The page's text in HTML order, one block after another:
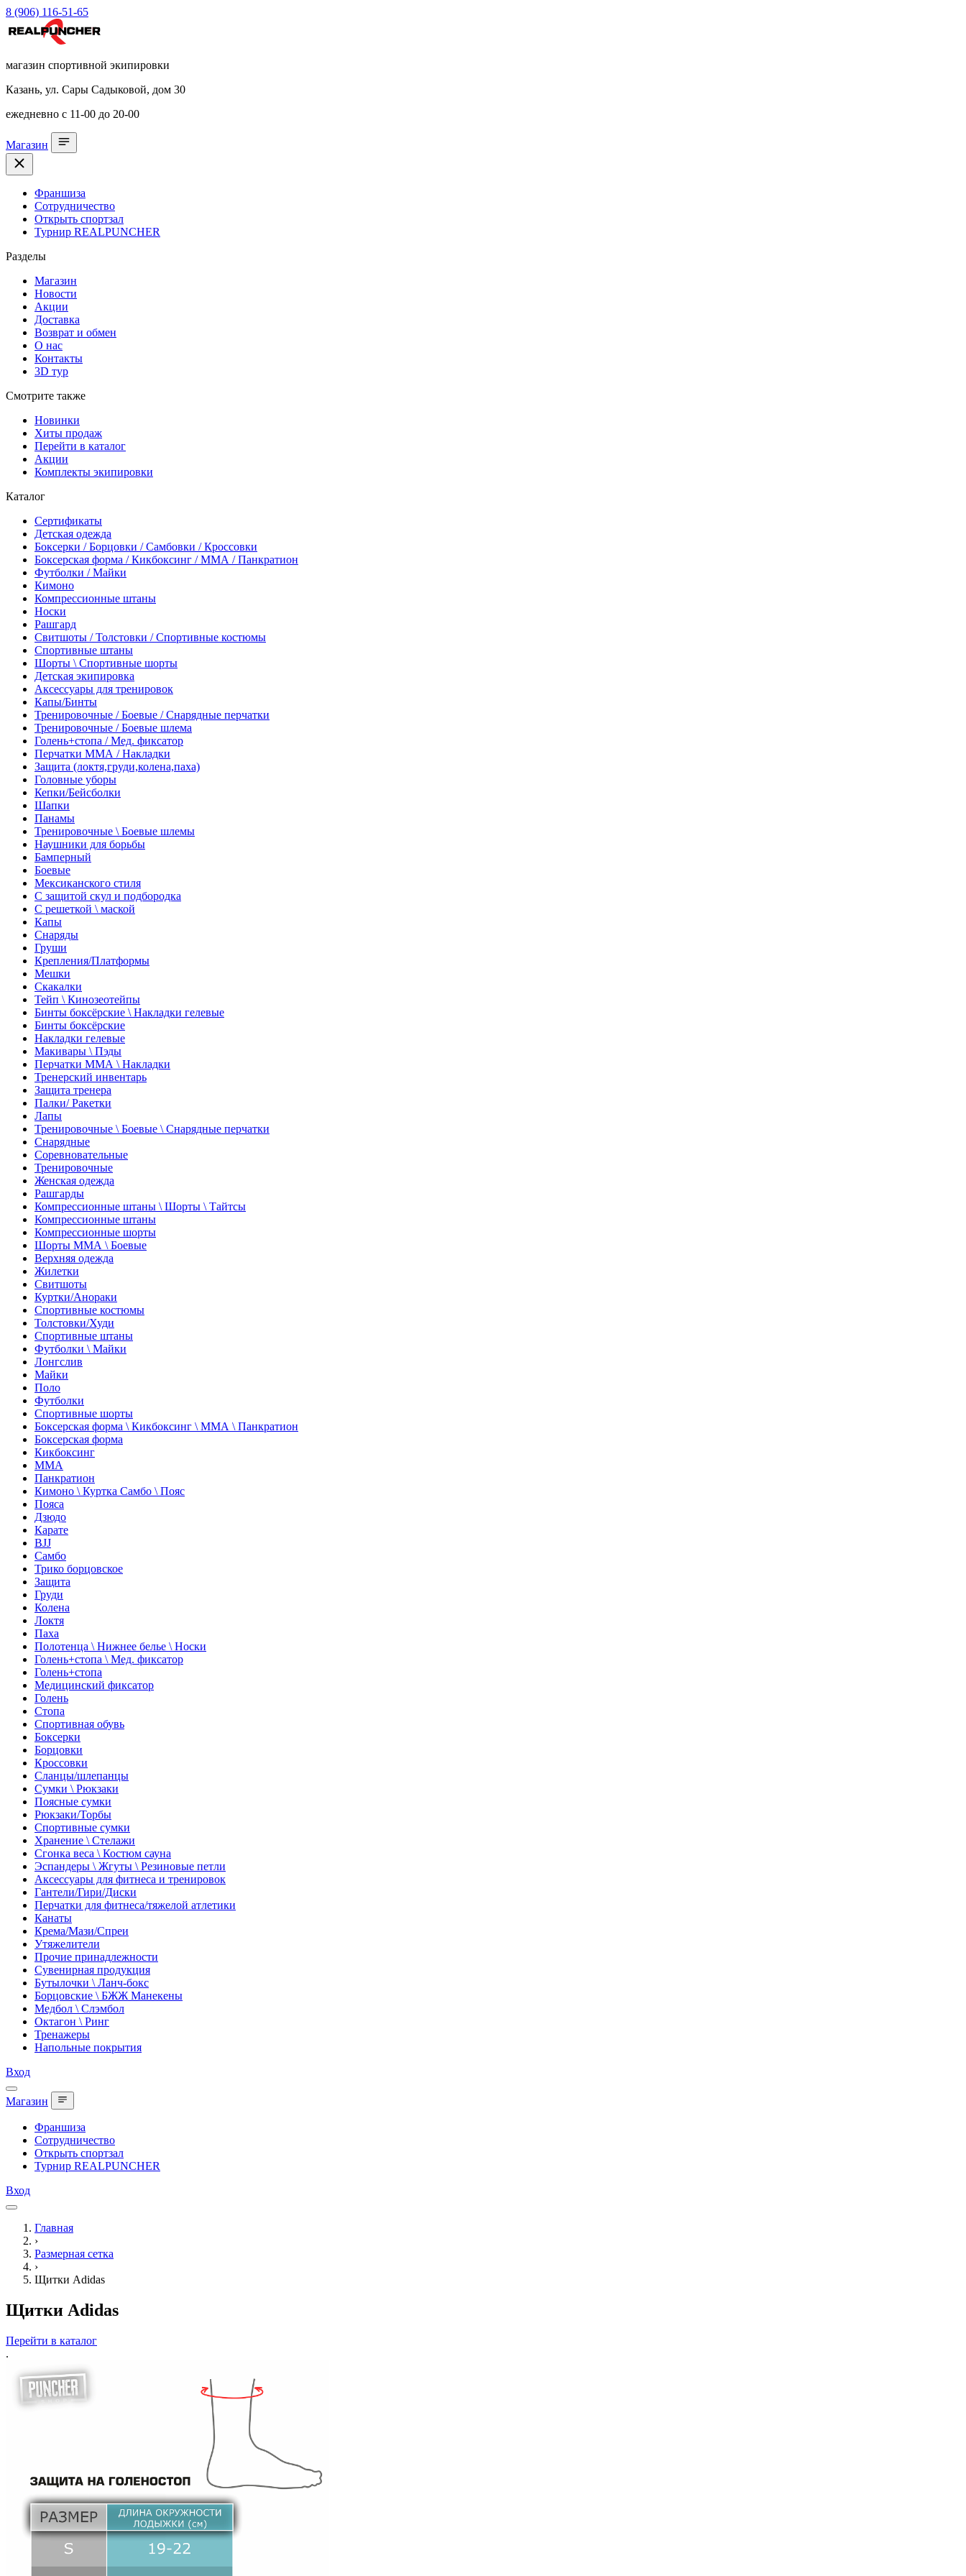
8 (906) 116-51-65
магазин спортивной экипировки
Казань, ул. Сары Садыковой, дом 30
ежедневно с 11-00 до 20-00
Магазин
Франшиза
Сотрудничество
Открыть спортзал
Турнир REALPUNCHER
Разделы
Магазин
Новости
Акции
Доставка
Возврат и обмен
О нас
Контакты
3D тур
Смотрите также
Новинки
Хиты продаж
Перейти в каталог
Акции
Комплекты экипировки
Каталог
Сертификаты
Детская одежда
Боксерки / Борцовки / Самбовки / Кроссовки
Боксерская форма / Кикбоксинг / ММА / Панкратион
Футболки / Майки
Кимоно
Компрессионные штаны
Носки
Рашгард
Свитшоты / Толстовки / Спортивные костюмы
Спортивные штаны
Шорты \ Спортивные шорты
Детская экипировка
Аксессуары для тренировок
Капы/Бинты
Тренировочные / Боевые / Снарядные перчатки
Тренировочные / Боевые шлема
Голень+стопа / Мед. фиксатор
Перчатки ММА / Накладки
Защита (локтя,груди,колена,паха)
Головные уборы
Кепки/Бейсболки
Шапки
Панамы
Тренировочные \ Боевые шлемы
Наушники для борьбы
Бамперный
Боевые
Мексиканского стиля
С защитой скул и подбородка
С решеткой \ маской
Капы
Снаряды
Груши
Крепления/Платформы
Мешки
Скакалки
Тейп \ Кинозеотейпы
Бинты боксёрские \ Накладки гелевые
Бинты боксёрские
Накладки гелевые
Макивары \ Пэды
Перчатки ММА \ Накладки
Тренерский инвентарь
Защита тренера
Палки/ Ракетки
Лапы
Тренировочные \ Боевые \ Снарядные перчатки
Снарядные
Соревновательные
Тренировочные
Женская одежда
Рашгарды
Компрессионные штаны \ Шорты \ Тайтсы
Компрессионные штаны
Компрессионные шорты
Шорты ММА \ Боевые
Верхняя одежда
Жилетки
Свитшоты
Куртки/Анораки
Спортивные костюмы
Толстовки/Худи
Спортивные штаны
Футболки \ Майки
Лонгслив
Майки
Поло
Футболки
Спортивные шорты
Боксерская форма \ Кикбоксинг \ ММА \ Панкратион
Боксерская форма
Кикбоксинг
ММА
Панкратион
Кимоно \ Куртка Самбо \ Пояс
Пояса
Дзюдо
Карате
BJJ
Самбо
Трико борцовское
Защита
Груди
Колена
Локтя
Паха
Полотенца \ Нижнее белье \ Носки
Голень+стопа \ Мед. фиксатор
Голень+стопа
Медицинский фиксатор
Голень
Стопа
Спортивная обувь
Боксерки
Борцовки
Кроссовки
Сланцы/шлепанцы
Сумки \ Рюкзаки
Поясные сумки
Рюкзаки/Торбы
Спортивные сумки
Хранение \ Стелажи
Сгонка веса \ Костюм сауна
Эспандеры \ Жгуты \ Резиновые петли
Аксессуары для фитнеса и тренировок
Гантели/Гири/Диски
Перчатки для фитнеса/тяжелой атлетики
Канаты
Крема/Мази/Спреи
Утяжелители
Прочие принадлежности
Сувенирная продукция
Бутылочки \ Ланч-бокс
Борцовские \ БЖЖ Манекены
Медбол \ Слэмбол
Октагон \ Ринг
Тренажеры
Напольные покрытия
Вход
Магазин
Франшиза
Сотрудничество
Открыть спортзал
Турнир REALPUNCHER
Вход
Главная
›
Размерная сетка
›
Щитки Adidas
Щитки Adidas
Перейти в каталог
.